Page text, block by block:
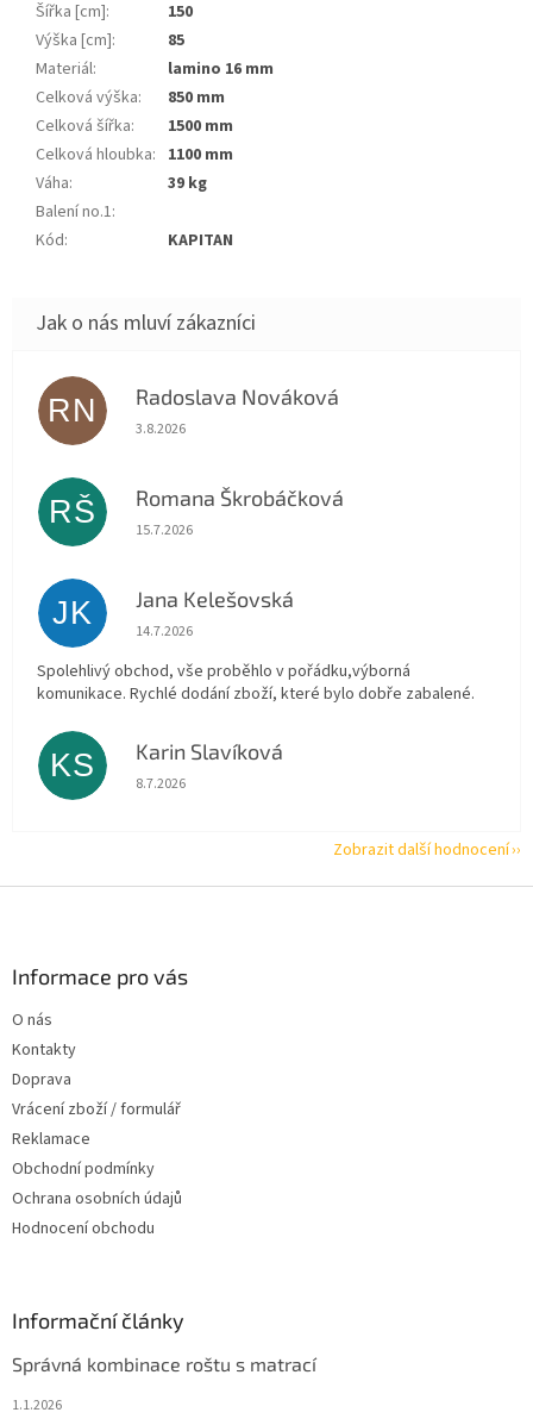
Šířka [cm]:
150
Výška [cm]:
85
Materiál:
lamino 16 mm
Celková výška:
850 mm
Celková šířka:
1500 mm
Celková hloubka: 1100 mm
Váha:
39 kg
Balení no.1:
Kód: KAPITAN
RN Radoslava Nováková
Hodnocení obchodu je 5 z 5 hvězdiček.
3.8.2026
RŠ Romana Škrobáčková
Hodnocení obchodu je 5 z 5 hvězdiček.
15.7.2026
JK Jana Kelešovská
Hodnocení obchodu je 5 z 5 hvězdiček.
14.7.2026
Spolehlivý obchod, vše proběhlo v pořádku,výborná
komunikace. Rychlé dodání zboží, které bylo dobře zabalené.
KS Karin Slavíková
Hodnocení obchodu je 5 z 5 hvězdiček.
8.7.2026
Zobrazit další hodnocení
Informace pro vás
O nás
Kontakty
Doprava
Vrácení zboží / formulář
Reklamace
Obchodní podmínky
Ochrana osobních údajů
Hodnocení obchodu
Informační články
Správná kombinace roštu s matrací
1.1.2026